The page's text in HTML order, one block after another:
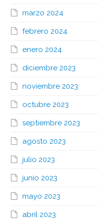
marzo 2024
febrero 2024
enero 2024
diciembre 2023
noviembre 2023
octubre 2023
septiembre 2023
agosto 2023
julio 2023
junio 2023
mayo 2023
abril 2023